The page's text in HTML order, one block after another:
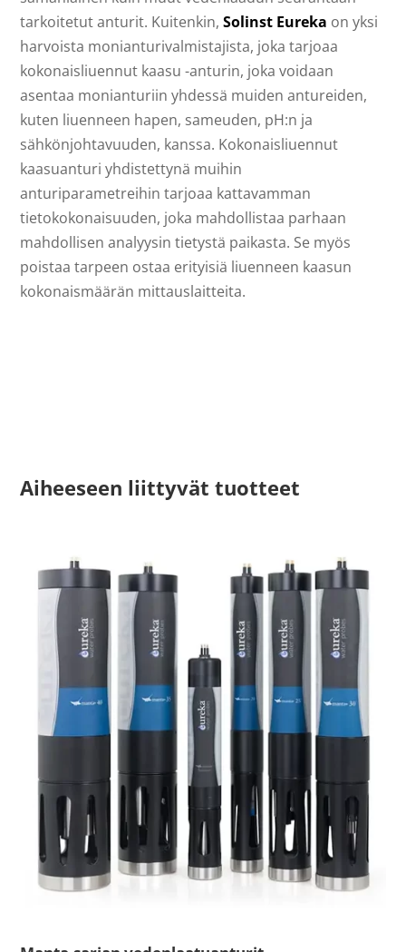
tarkoitetut anturit. Kuitenkin,Solinst Eureka on yksi
harvoista monianturivalmistajista, joka tarjoaa
kokonaisliuennut kaasu -anturin, joka voidaan
asentaa monianturiin yhdessä muiden antureiden,
kuten liuenneen hapen, sameuden, pH:n ja
sähkönjohtavuuden, kanssa. Kokonaisliuennut
kaasuanturi yhdistettynä muihin
anturiparametreihin tarjoaa kattavamman
tietokokonaisuuden, joka mahdollistaa parhaan
mahdollisen analyysin tietystä paikasta. Se myös
poistaa tarpeen ostaa erityisiä liuenneen kaasun
kokonaismäärän mittauslaitteita.
Aiheeseen liittyvät tuotteet